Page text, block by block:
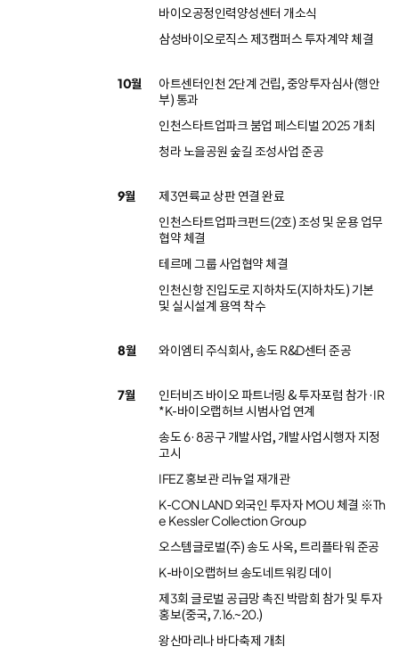
바이오공정인력양성센터 개소식
삼성바이오로직스 제3캠퍼스 투자계약 체결
10월
아트센터인천 2단계 건립, 중앙투자심사(행안
부) 통과
인천스타트업파크 붐업 페스티벌 2025 개최
청라 노을공원 숲길 조성사업 준공
9월
제3연륙교 상판 연결 완료
인천스타트업파크펀드(2호) 조성 및 운용 업무
협약 체결
테르메 그룹 사업협약 체결
인천신항 진입도로 지하차도(지하차도) 기본
및 실시설계 용역 착수
8월 와이엠티 주식회사, 송도 R&D센터 준공
7월
인터비즈 바이오 파트너링 & 투자포럼 참가·IR
*K-바이오랩허브 시범사업 연계
송도 6·8공구 개발사업, 개발사업시행자 지정
고시
IFEZ 홍보관 리뉴얼 재개관
K-CON LAND 외국인 투자자 MOU 체결 ※Th
e Kessler Collection Group
오스템글로벌(주) 송도 사옥, 트리플타워 준공
K-바이오랩허브 송도네트워킹 데이
제3회 글로벌 공급망 촉진 박람회 참가 및 투자
홍보(중국, 7.16.~20.)
왕산마리나 바다축제 개최